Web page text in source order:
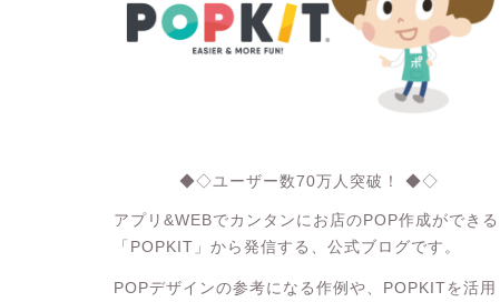
◆◇ユーザー数70万人突破！ ◆◇
アプリ&WEBでカンタンにお店のPOP作成ができる
「POPKIT」から発信する、公式ブログです。
POPデザインの参考になる作例や、POPKITを活用